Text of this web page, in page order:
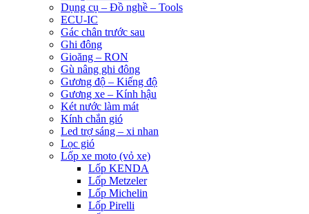
Dụng cụ – Đồ nghề – Tools
ECU-IC
Gác chân trước sau
Ghi đông
Gioăng – RON
Gù nâng ghi đông
Gương độ – Kiếng độ
Gương xe – Kính hậu
Két nước làm mát
Kính chắn gió
Led trợ sáng – xi nhan
Lọc gió
Lốp xe moto (vỏ xe)
Lốp KENDA
Lốp Metzeler
Lốp Michelin
Lốp Pirelli